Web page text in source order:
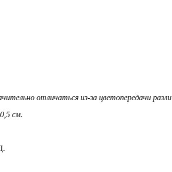
отличаться из-за цветопередачи
см.